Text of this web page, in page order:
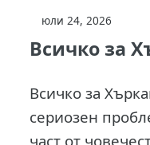
юли 24, 2026
Всичко за
Всичко за
сериозен
част от